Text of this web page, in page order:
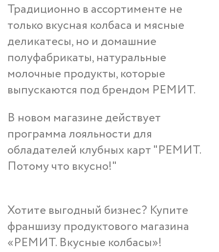
Традиционно в ассортименте не
только вкусная колбаса и мясные
деликатесы, но и домашние
полуфабрикаты, натуральные
молочные продукты, которые
выпускаются под брендом РЕМИТ.
В новом магазине действует
программа лояльности для
обладателей клубных карт "РЕМИТ.
Потому что вкусно!"
Хотите выгодный бизнес? Купите
франшизу продуктового магазина
«РЕМИТ. Вкусные колбасы»!